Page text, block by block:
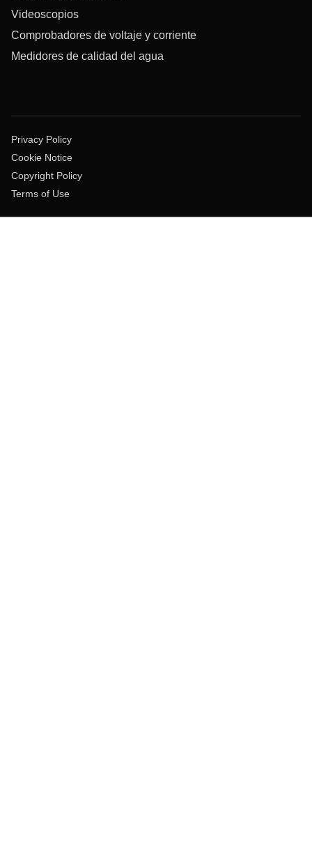
Videoscopios
Comprobadores de voltaje y corriente
Medidores de calidad del agua
Privacy Policy
Cookie Notice
Copyright Policy
Terms of Use